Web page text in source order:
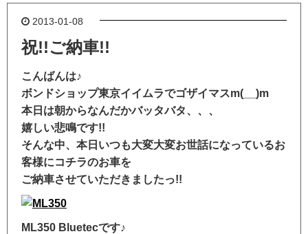
2013-01-08
祝!!ご納車!!
こんばんは♪
ボンドショップ東京イイムラでゴザイマスm(__)m
本日は朝からなんだかバッタバタ、、、
嬉しい悲鳴です!!
そんな中、本日いつも大変大変お世話になっているお
客様にコチラのお車を
ご納車させていただきましたっ!!
ML350 Bluetecです♪